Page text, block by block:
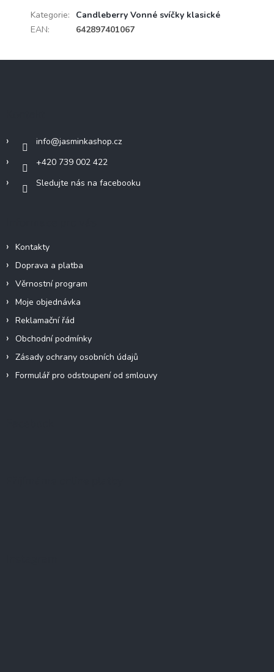
Kategorie:
Candleberry Vonné svíčky klasické
EAN: 642897401067
info@jasminkashop.cz
+420 739 002 422
Sledujte nás na facebooku
Kontakty
Doprava a platba
Věrnostní program
Moje objednávka
Reklamační řád
Obchodní podmínky
Zásady ochrany osobních údajů
Formulář pro odstoupení od smlouvy